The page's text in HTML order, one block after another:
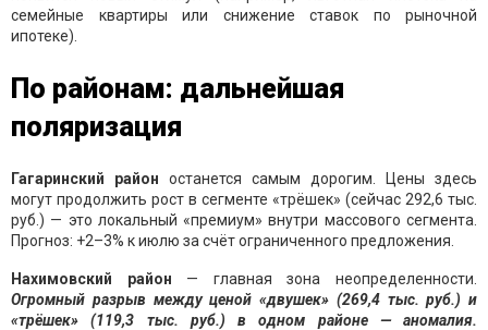
семейные квартиры или снижение ставок по рыночной
ипотеке).
По районам: дальнейшая
поляризация
Гагаринский район останется самым дорогим. Цены здесь
могут продолжить рост в сегменте «трёшек» (сейчас 292,6 тыс.
руб.) — это локальный «премиум» внутри массового сегмента.
Прогноз: +2–3% к июлю за счёт ограниченного предложения.
Нахимовский район — главная зона неопределенности.
Огромный разрыв между ценой «двушек» (269,4 тыс. руб.) и
«трёшек» (119,3 тыс. руб.) в одном районе — аномалия.